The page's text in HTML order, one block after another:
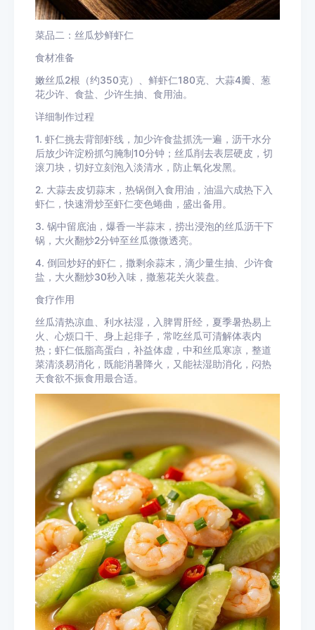
菜品二：丝瓜炒鲜虾仁
食材准备
嫩丝瓜2根（约350克）、鲜虾仁180克、大蒜4瓣、葱
花少许、食盐、少许生抽、食用油。
详细制作过程
1. 虾仁挑去背部虾线，加少许食盐抓洗一遍，沥干水分
后放少许淀粉抓匀腌制10分钟；丝瓜削去表层硬皮，切
滚刀块，切好立刻泡入淡清水，防止氧化发黑。
2. 大蒜去皮切蒜末，热锅倒入食用油，油温六成热下入
虾仁，快速滑炒至虾仁变色蜷曲，盛出备用。
3. 锅中留底油，爆香一半蒜末，捞出浸泡的丝瓜沥干下
锅，大火翻炒2分钟至丝瓜微微透亮。
4. 倒回炒好的虾仁，撒剩余蒜末，滴少量生抽、少许食
盐，大火翻炒30秒入味，撒葱花关火装盘。
食疗作用
丝瓜清热凉血、利水祛湿，入脾胃肝经，夏季暑热易上
火、心烦口干、身上起痱子，常吃丝瓜可清解体表内
热；虾仁低脂高蛋白，补益体虚，中和丝瓜寒凉，整道
菜清淡易消化，既能消暑降火，又能祛湿助消化，闷热
天食欲不振食用最合适。